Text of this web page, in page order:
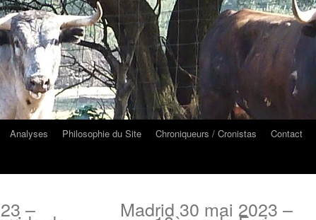
Analyses Philosophie du Site Chroniqueurs / Cronistas Contact
– Madrid 30 mai 2023 –